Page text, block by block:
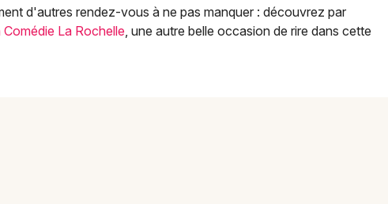
d'autres rendez-vous à ne pas manquer : découvrez par
La Rochelle, une autre belle occasion de rire dans cette